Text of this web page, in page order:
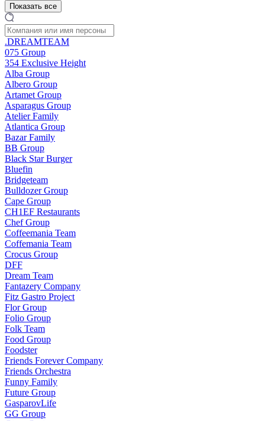
Показать все
.DREAMTEAM
075 Group
354 Exclusive Height
Alba Group
Albero Group
Artamet Group
Asparagus Group
Atelier Family
Atlantica Group
Bazar Family
BB Group
Black Star Burger
Bluefin
Bridgeteam
Bulldozer Group
Cape Group
CH1EF Restaurants
Chef Group
Coffeemania Team
Coffemania Team
Crocus Group
DFF
Dream Team
Fantazery Company
Fitz Gastro Project
Flor Group
Folio Group
Folk Team
Food Group
Foodster
Friends Forever Company
Friends Orchestra
Funny Family
Future Group
GasparovLife
GG Group